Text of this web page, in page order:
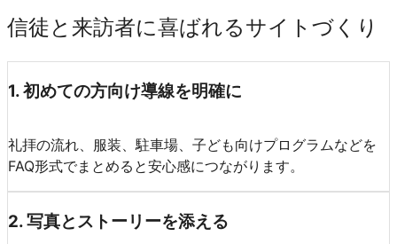
信徒と来訪者に喜ばれるサイトづくり
1.初めての方向け導線を明確に
礼拝の流れ、服装、駐車場、子ども向けプログラムなどを
FAQ形式でまとめると安心感につながります。
2.写真とストーリーを添える